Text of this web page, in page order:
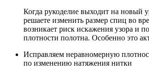
Когда рукоделие выходит на новый
решаете изменить размер спиц во
возникает риск искажения узора и
плотности полотна. Особенно это
Исправляем неравномерную
по изменению натяжения нитки